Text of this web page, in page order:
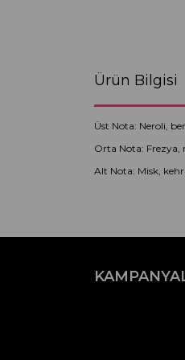
Ürün Bilgisi
Üst Nota: Neroli,
Orta Nota:
Alt Nota: Misk,
Bu ürünün
Görüş ve
Ürün